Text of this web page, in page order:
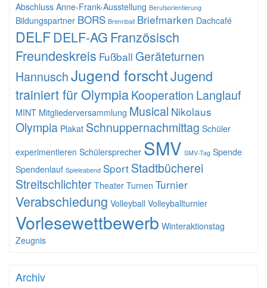
Abschluss Anne-Frank-Ausstellung Berufsorientierung
Bildungspartner BORS Brennball Briefmarken Dachcafé
DELFDELF-AG Französisch
Freundeskreis Fußball Geräteturnen
HannuschJugend forschtJugend
trainiert für OlympiaKooperation Langlauf
MINT Mitgliederversammlung Musical Nikolaus
Olympia Plakat Schnuppernachmittag Schüler
experimentieren Schülersprecher SMV SMV-Tag Spende
Spendenlauf Spieleabend Sport Stadtbücherei
Streitschlichter Theater Turnen Turnier
Verabschiedung Volleyball Volleyballturnier
Vorlesewettbewerb Winteraktionstag
Zeugnis
Archiv